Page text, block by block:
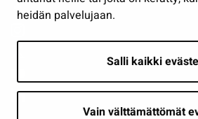
heidän palvelujaan.
Salli kaikki
Vain välttämättömät